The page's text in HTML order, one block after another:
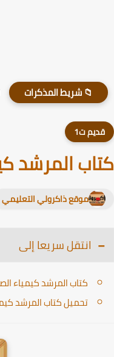
📁 شريط المذكرات
قديم ت1
كتاب المرشد
موقع ذاكرولي التعليمي
انتقل سريعا إلى
كتاب المرشد كيمياء الصف
تحميل كتاب المرشد